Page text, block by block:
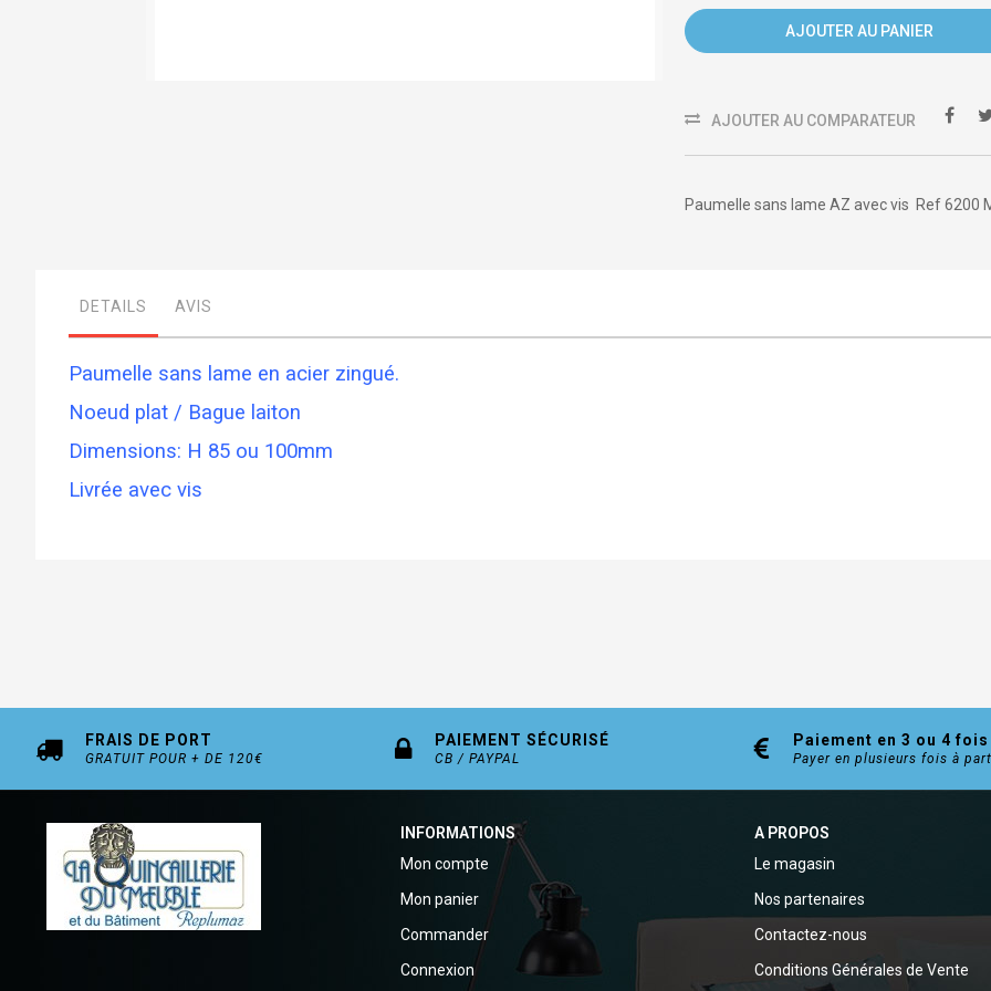
AJOUTER AU PANIER
AJOUTER AU COMPARATEUR
Paumelle sans lame AZ avec vis Ref 6200
DETAILS
Paumelle sans lame en acier zingué.
Noeud plat / Bague laiton
Dimensions: H 85 ou 100mm
Livrée avec vis
AVIS
FRAIS DE PORT
GRATUIT POUR + DE 120€
PAIEMENT SÉCURISÉ
CB / PAYPAL
Paiement en 3 ou 4 fois
Payer en plusieurs fois à
INFORMATIONS
Mon compte
Mon panier
Commander
Connexion
A PROPOS
Le magasin
Nos partenaires
Contactez-nous
Conditions Générales de Vente